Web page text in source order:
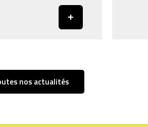
nos actualités